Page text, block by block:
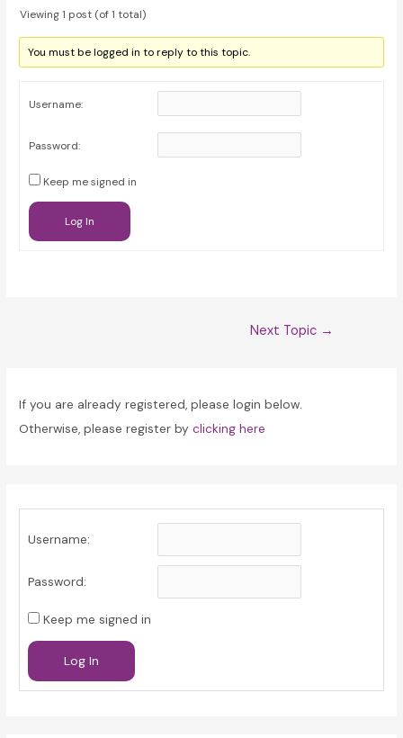
Viewing 1 post (of 1 total)
You must be logged in to reply to this topic.
Username:
Password:
Keep me signed in
Log In
Next Topic →
If you are already registered, please login below.
Otherwise, please register byclicking here
Username:
Password:
Keep me signed in
Log In